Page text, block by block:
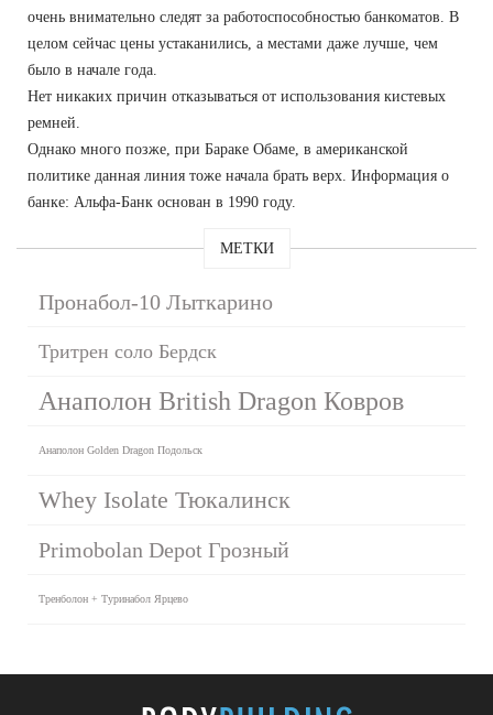
очень внимательно следят за работоспособностью банкоматов. В
целом сейчас цены устаканились, а местами даже лучше, чем
было в начале года.
Нет никаких причин отказываться от использования кистевых
ремней.
Однако много позже, при Бараке Обаме, в американской
политике данная линия тоже начала брать верх. Информация о
банке: Альфа-Банк основан в 1990 году.
МЕТКИ
Пронабол-10 Лыткарино
Тритрен соло Бердск
Анаполон British Dragon Ковров
Анаполон Golden Dragon Подольск
Whey Isolate Тюкалинск
Primobolan Depot Грозный
Тренболон + Туринабол Ярцево